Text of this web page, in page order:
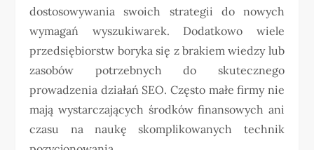
dostosowywania swoich strategii do nowych
wymagań wyszukiwarek. Dodatkowo wiele
przedsiębiorstw boryka się z brakiem wiedzy lub
zasobów potrzebnych do skutecznego
prowadzenia działań SEO. Często małe firmy nie
mają wystarczających środków finansowych ani
czasu na naukę skomplikowanych technik